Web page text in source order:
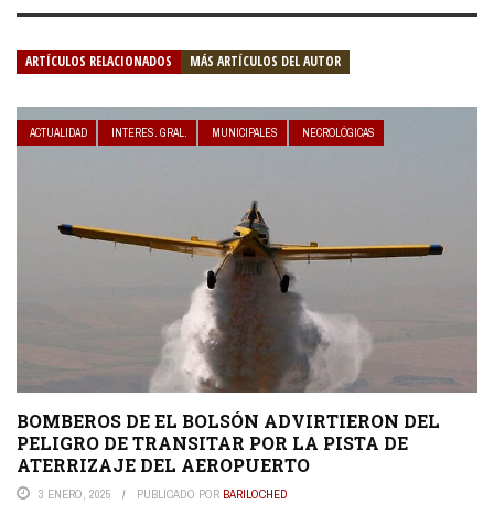
ARTÍCULOS RELACIONADOS MÁS ARTÍCULOS DEL AUTOR
ACTUALIDAD INTERES. GRAL. MUNICIPALES NECROLÓGICAS
BOMBEROS DE EL BOLSÓN ADVIRTIERON DEL
PELIGRO DE TRANSITAR POR LA PISTA DE
ATERRIZAJE DEL AEROPUERTO
3 ENERO, 2025 PUBLICADO POR BARILOCHED